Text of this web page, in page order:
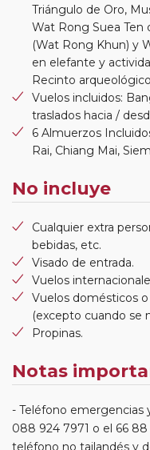
Triángulo de Oro,
Wat Rong Suea Ten
(Wat Rong Khun) y
en elefante y
Recinto
Vuelos incluidos:
traslados hacia /
6 Almuerzos
Rai, Chiang Mai,
No incluye
Cualquier extra
bebidas, etc.
Visado de entrada.
Vuelos
Vuelos domésticos
(excepto cuando se
Propinas.
Notas
Teléfono emergencias
088 924 7971 o el 66
teléfono no tailandés y